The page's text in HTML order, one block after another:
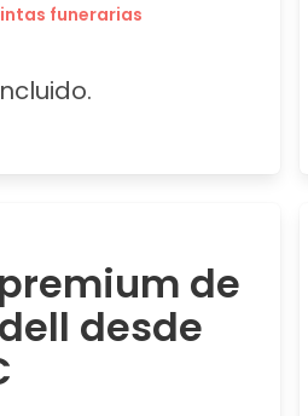
funerarias
de
desde